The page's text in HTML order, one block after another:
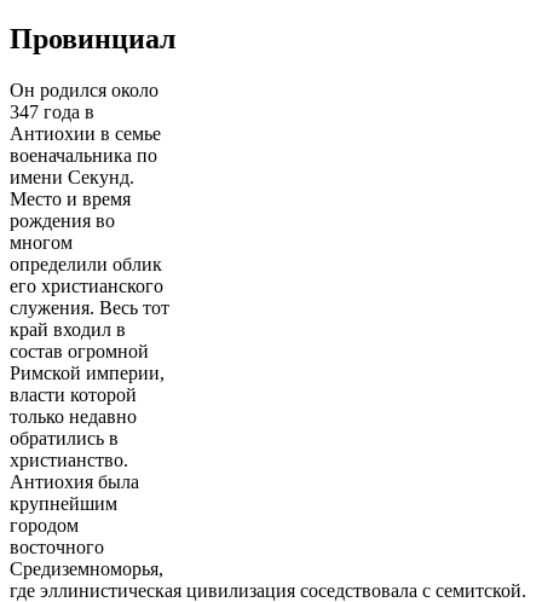
Провинциал
Он родился около
347 года в
Антиохии в семье
военачальника по
имени Секунд.
Место и время
рождения во
многом
определили облик
его христианского
служения. Весь тот
край входил в
состав огромной
Римской империи,
власти которой
только недавно
обратились в
христианство.
Антиохия была
крупнейшим
городом
восточного
Средиземноморья,
где эллинистическая цивилизация соседствовала с семитской.